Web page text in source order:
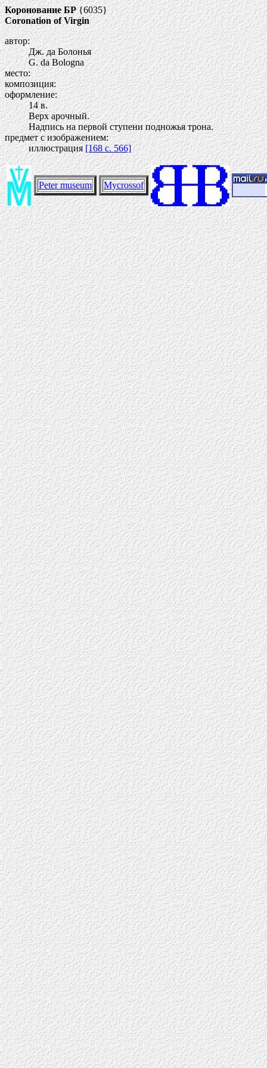
Коронование БР{6035}
Coronation of Virgin
автор:
Дж. да Болонья
G. da Bologna
место:
композиция:
оформление:
14 в.
Верх арочный.
Надпись на первой ступени подножья трона.
предмет с изображением:
иллюстрация[168 c. 566]
Peter museum Mycrossof